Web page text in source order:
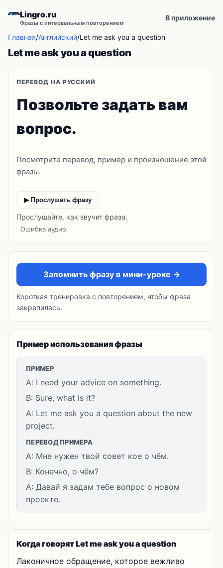
Lingro.ru
Фразы с интервальным повторением
В приложение
Главная/Английский/Let me ask you a question
Let me ask you a question
ПЕРЕВОД НА РУССКИЙ
Позвольте задать вам
вопрос.
Посмотрите перевод, пример и произношение этой
фразы.
▶ Прослушать фразу
Прослушайте, как звучит фраза.
Ошибка аудио
Запомнить фразу в мини-уроке →
Короткая тренировка с повторением, чтобы фраза
закрепилась.
Пример использования фразы
ПРИМЕР
A: I need your advice on something.
B: Sure, what is it?
A: Let me ask you a question about the new
project.
ПЕРЕВОД ПРИМЕРА
A: Мне нужен твой совет кое о чём.
B: Конечно, о чём?
A: Давай я задам тебе вопрос о новом
проекте.
Когда говорят Let me ask you a question
Лаконичное обращение, которое вежливо